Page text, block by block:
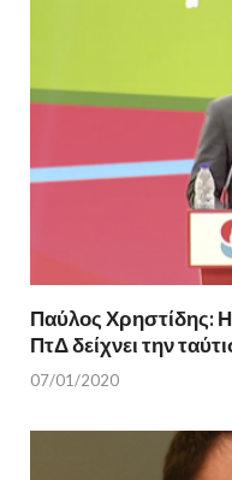
Παύλος Χρηστίδης:
ΠτΔ δείχνει την
07/01/2020